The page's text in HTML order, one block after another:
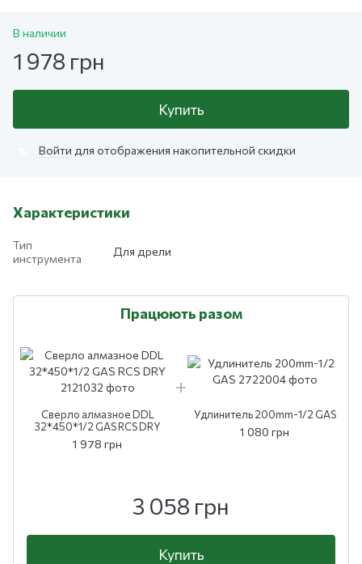
В наличии
1 978 грн
Купить
Войти для отображения накопительной скидки
Характеристики
Тип
инструмента
Для дрели
Працюють разом
Сверло алмазное DDL
32*450*1/2 GAS RCS DRY
1 978 грн
Удлинитель 200mm-1/2 GAS
1 080 грн
3 058 грн
Купить